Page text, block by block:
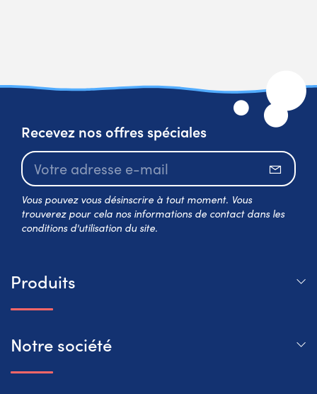
Recevez nos offres spéciales
Vous pouvez vous désinscrire à tout moment. Vous
trouverez pour cela nos informations de contact dans les
conditions d'utilisation du site.
Produits
Notre société